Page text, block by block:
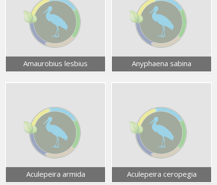
Amaurobius lesbius Anyphaena sabina
Aculepeira armida Aculepeira ceropegia